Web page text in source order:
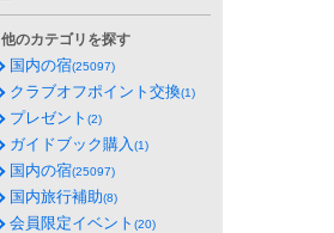
他のカテゴリを探す
国内の宿(25097)
クラブオフポイント交換(1)
プレゼント (2)
ガイドブック購入(1)
国内の宿(25097)
国内旅行補助(8)
会員限定イベント (20)